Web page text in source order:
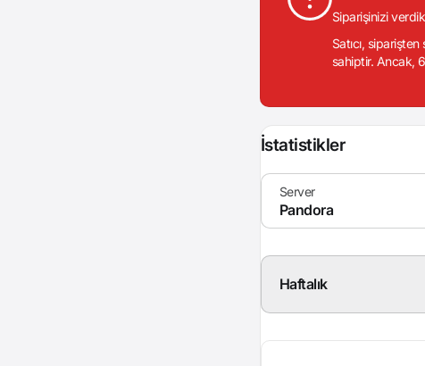
Siparişinizi
Satıcı,
sahiptir. Ancak, 6
İstatistikler
Haftalık